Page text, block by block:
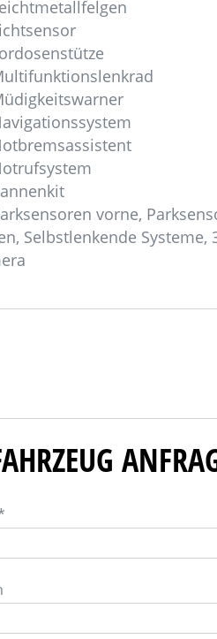
vorne,
Selbstlenkende Systeme,